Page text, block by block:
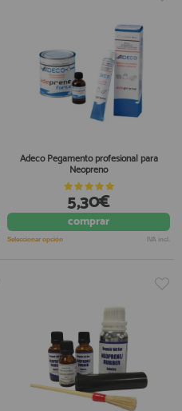
Adeco Pegamento profesional para
Neopreno
5,30€
comprar
Seleccionar opción IVA incl.